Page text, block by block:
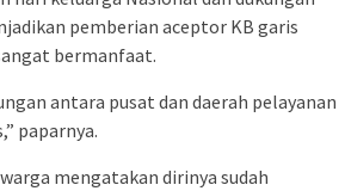
pemberian aceptor KB garis
bermanfaat.
antara pusat dan daerah pelayanan
paparnya.
mengatakan dirinya sudah